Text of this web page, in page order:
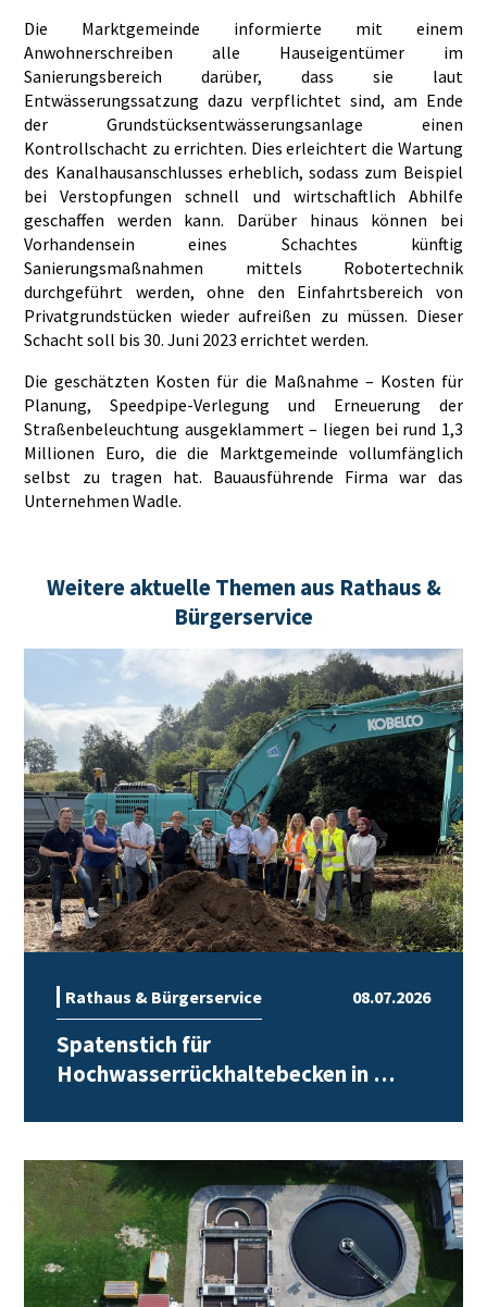
Die Marktgemeinde informierte mit einem
Anwohnerschreiben alle Hauseigentümer im
Sanierungsbereich darüber, dass sie laut
Entwässerungssatzung dazu verpflichtet sind, am Ende
der Grundstücksentwässerungsanlage einen
Kontrollschacht zu errichten. Dies erleichtert die Wartung
des Kanalhausanschlusses erheblich, sodass zum Beispiel
bei Verstopfungen schnell und wirtschaftlich Abhilfe
geschaffen werden kann. Darüber hinaus können bei
Vorhandensein eines Schachtes künftig
Sanierungsmaßnahmen mittels Robotertechnik
durchgeführt werden, ohne den Einfahrtsbereich von
Privatgrundstücken wieder aufreißen zu müssen. Dieser
Schacht soll bis 30. Juni 2023 errichtet werden.
Die geschätzten Kosten für die Maßnahme – Kosten für
Planung, Speedpipe-Verlegung und Erneuerung der
Straßenbeleuchtung ausgeklammert – liegen bei rund 1,3
Millionen Euro, die die Marktgemeinde vollumfänglich
selbst zu tragen hat. Bauausführende Firma war das
Unternehmen Wadle.
Weitere aktuelle Themen aus Rathaus &
Bürgerservice
08.07.2026
Rathaus & Bürgerservice
Spatenstich für
Hochwasserrückhaltebecken in …